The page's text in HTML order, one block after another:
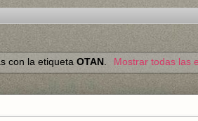
con la etiquetaOTAN. Mostrar todas las